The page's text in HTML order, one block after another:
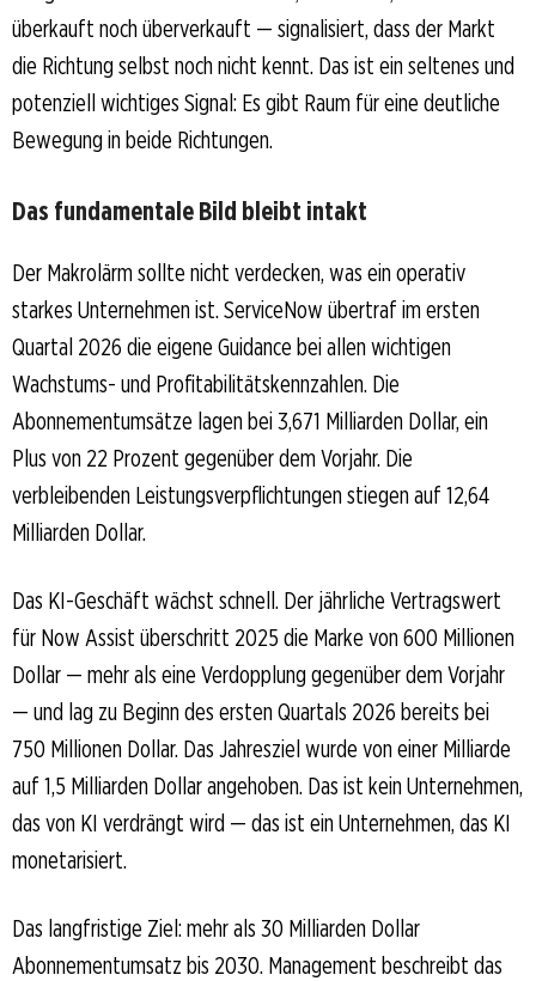
überkauft noch überverkauft — signalisiert, dass der Markt
die Richtung selbst noch nicht kennt. Das ist ein seltenes und
potenziell wichtiges Signal: Es gibt Raum für eine deutliche
Bewegung in beide Richtungen.
Das fundamentale Bild bleibt intakt
Der Makrolärm sollte nicht verdecken, was ein operativ
starkes Unternehmen ist. ServiceNow übertraf im ersten
Quartal 2026 die eigene Guidance bei allen wichtigen
Wachstums- und Profitabilitätskennzahlen. Die
Abonnementumsätze lagen bei 3,671 Milliarden Dollar, ein
Plus von 22 Prozent gegenüber dem Vorjahr. Die
verbleibenden Leistungsverpflichtungen stiegen auf 12,64
Milliarden Dollar.
Das KI-Geschäft wächst schnell. Der jährliche Vertragswert
für Now Assist überschritt 2025 die Marke von 600 Millionen
Dollar — mehr als eine Verdopplung gegenüber dem Vorjahr
— und lag zu Beginn des ersten Quartals 2026 bereits bei
750 Millionen Dollar. Das Jahresziel wurde von einer Milliarde
auf 1,5 Milliarden Dollar angehoben. Das ist kein Unternehmen,
das von KI verdrängt wird — das ist ein Unternehmen, das KI
monetarisiert.
Das langfristige Ziel: mehr als 30 Milliarden Dollar
Abonnementumsatz bis 2030. Management beschreibt das